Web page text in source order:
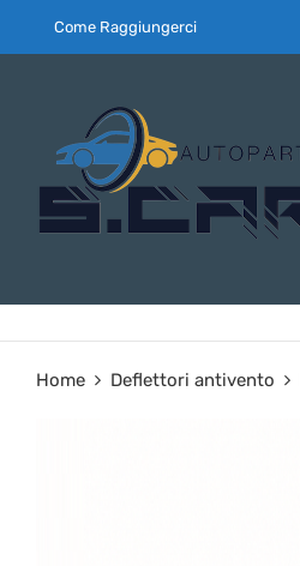
Come Raggiungerci
Home Deflettori antivento